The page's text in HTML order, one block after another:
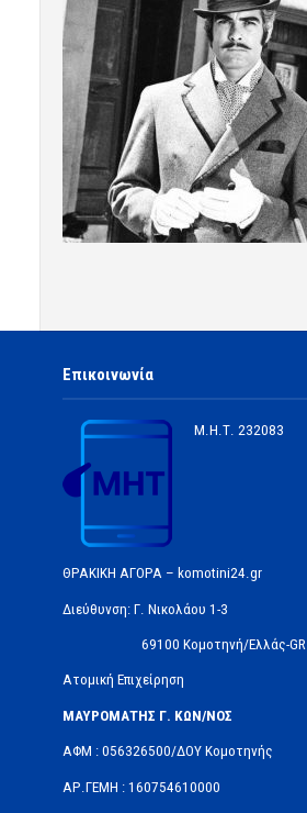
Επικοινωνία
Μ.Η.Τ. 232083
ΘΡΑΚΙΚΗ ΑΓΟΡΑ – komotini24.gr
Διεύθυνση: Γ. Νικολάου 1-3
69100 Κομοτηνή/Ελλάς-GR
Ατομική Επιχείρηση
ΜΑΥΡΟΜΑΤΗΣ Γ. ΚΩΝ/ΝΟΣ
ΑΦΜ : 056326500/ΔOΥ Κομοτηνής
ΑΡ.ΓΕΜΗ : 160754610000